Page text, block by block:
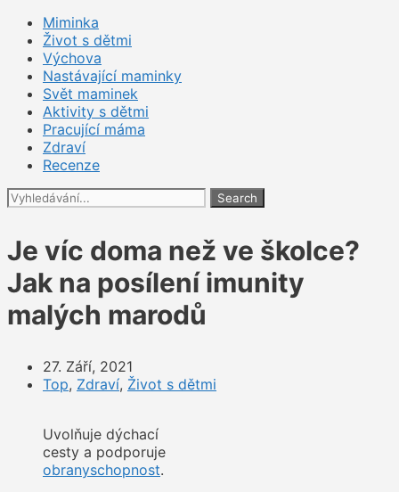
Miminka
Život s dětmi
Výchova
Nastávající maminky
Svět maminek
Aktivity s dětmi
Pracující máma
Zdraví
Recenze
Search
Je víc doma než ve školce?
Jak na posílení imunity
malých marodů
27. Září, 2021
Top, Zdraví, Život s dětmi
Uvolňuje dýchací
cesty a podporuje
obranyschopnost.